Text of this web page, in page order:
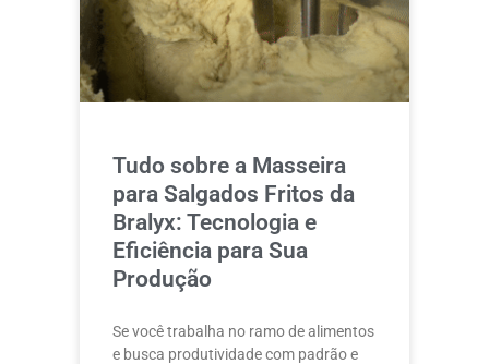
Tudo sobre a Masseira
para Salgados Fritos da
Bralyx: Tecnologia e
Eficiência para Sua
Produção
Se você trabalha no ramo de alimentos
e busca produtividade com padrão e